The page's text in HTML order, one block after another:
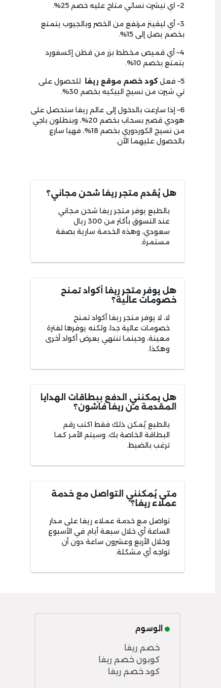
2– اي تيشرت نسائي متاح عليه خصم 25% .
3– أي ليقينز مرتفع من الخصر وبالجيوب يتمتع
بخصم يصل إلى 15%.
4– أي قميص مخطط بزر من قطن إكسفورد
يتمتع بخصم 10%.
5– فعل كود خصم موقع ريفا
للحصول على
تي شيرت من نسيج البيكيه بخصم 30%.
6– إذا سارعت بالدخول إلى عالم ريفا ستحصل على
هودي قصير بسحاب بخصم 20%، وبنطلون باجي
من نسيج الكوردوري بخصم 18
%، فهيا سارع
بالحصول عليهما الآن.
هل يُقدم متجر ريفا شحن مجاني؟
بالطبع يوفر متجر ريفا شحن مجاني
عند التسوق بأكثر من 300 ريال
سعودي، وهذه الخدمة سارية بصفة
مستمرة.
هل يوفر متجر ريفا أكواد تمنح
خصومات عالية؟
لا، لا يوفر متجر ريفا أكواد تمنح
خصومات عالية جدا، ولكنه يوفرها لفترة
معينة، وحينما تنتهي يعرض أكواد أخرى
وهكذا.
هل يمكنني الدفع ببطاقات الهدايا
المقدمة من ريفا فاشون؟
بالطبع يُمكن ذلك فقط اكتب رقم
البطاقة الخاصة بك، وسيتم الأمر كما
ترغب بالضبط.
متى يُمكنني التواصل مع خدمة
عملاء ريفا؟
تواصل مع خدمة عملاء ريفا على مدار
الساعة أي خلال سبعة أيام في الأسبوع
وخلال الأربع وعشرون ساعة دون أن
تواجه أي مشكلة.
الوسوم
خصم ريفا
كوبون خصم ريفا
كود خصم ريفا